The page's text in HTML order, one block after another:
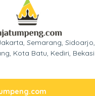
Semarang, Sidoarjo,
Kota Batu, Kediri, Bekasi